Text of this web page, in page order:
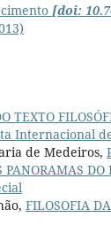
[doi:
TEXTO
Internacional
de Medeiros,
DO
FILOSOFIA